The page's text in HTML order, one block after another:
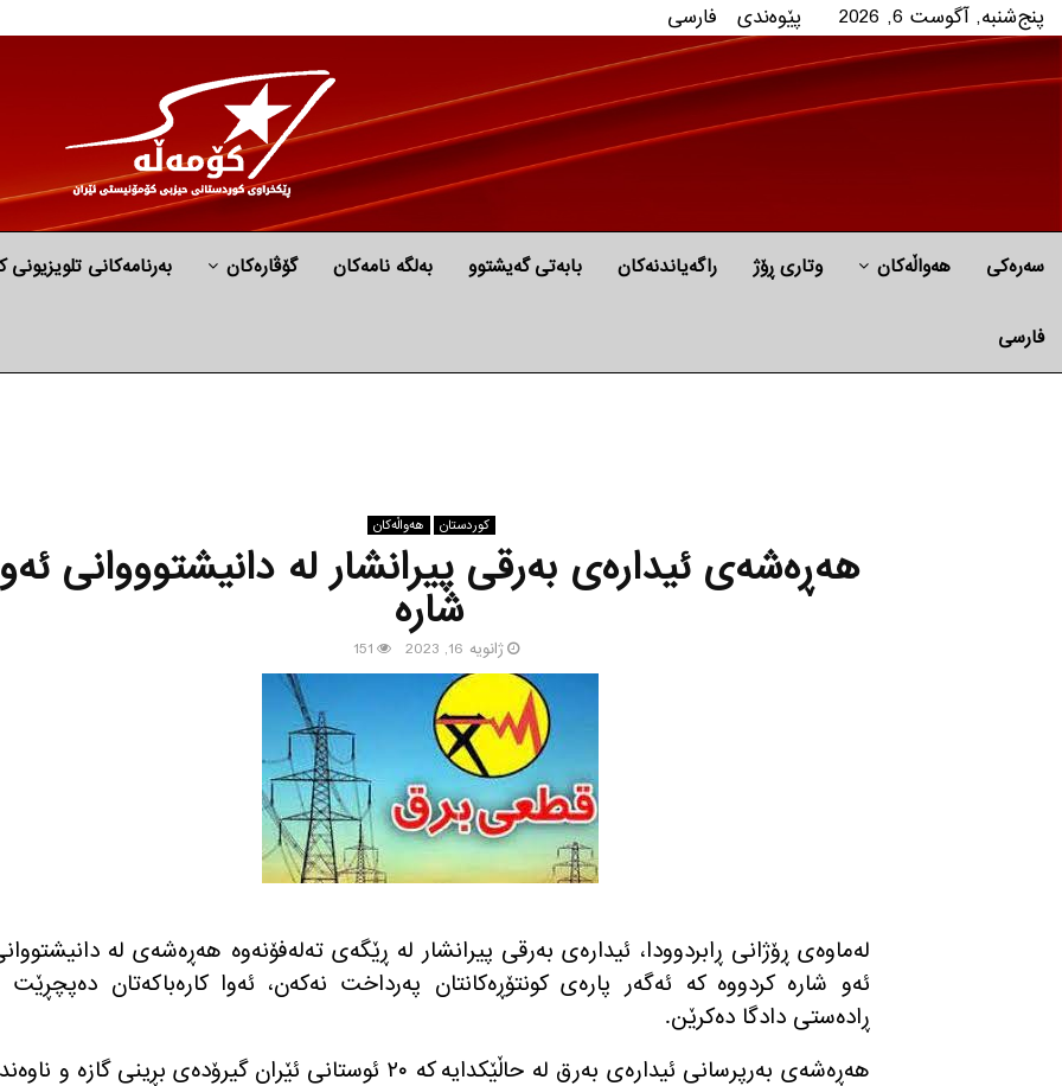
پنج‌شنبه, آگوست 6, 2026 پێوه‌ندی فارسی
سەرەکی هه‌واڵه‌کان وتاری ڕۆژ راگه‌یاندنه‌كان بابه‌تی گه‌یشتوو به‌لگه‌ نامه‌كان گۆڤارەکان بەرنامەکانی تلویزیونی
فارسی
كوردستان هه‌واڵه‌کان
هه‌ڕه‌شه‌ی ئیدارەی به‌رقی پیرانشار لە دانیشتوووانی ئه‌و
شاره‌
ژانویه 16, 2023 151
له‌ماوه‌ی ڕۆژانی ڕابردوودا، ئیدارەی به‌رقی پیرانشار لە ڕێگەی تەلەفۆنەوە هەڕەشەی لە
ئه‌و شاره‌ كردووه‌ کە ئەگەر پاره‌ی كونتۆڕه‌كانتان په‌رداخت نه‌كه‌ن، ئەوا کارەباکەتان
ڕادەستی دادگا دەکرێن.
هه‌ڕه‌شه‌ی به‌رپرسانی ئیداره‌ی به‌رق له‌ حاڵێكدایه‌ كه‌ ٢٠ ئوستانی ئێران گیرۆده‌ی بڕینی گازه‌ و